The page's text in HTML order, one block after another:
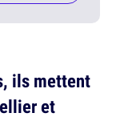
ils mettent
et